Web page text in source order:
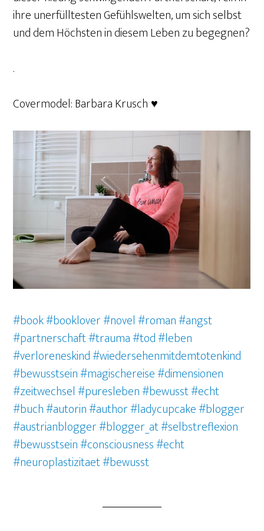
ihre unerfülltesten Gefühlswelten, um sich selbst
und dem Höchsten in diesem Leben zu begegnen?
.
Covermodel: Barbara Krusch ♥️
#book#booklover#novel#roman#angst
#partnerschaft #trauma #tod #leben
#verloreneskind #wiedersehenmitdemtotenkind
#bewusstsein #magischereise #dimensionen
#zeitwechsel #puresleben #bewusst #echt
#buch#autorin#author#ladycupcake#blogger
#austrianblogger#blogger_at#selbstreflexion
#bewusstsein#consciousness#echt
#neuroplastizitaet #bewusst